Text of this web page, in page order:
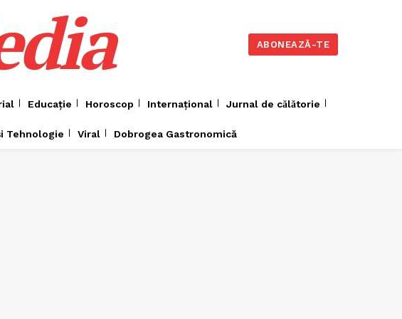
ABONEAZĂ-TE
Educație Horoscop Internațional Jurnal de cǎlǎtorie
Tehnologie Viral Dobrogea Gastronomică